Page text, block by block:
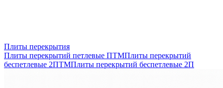
Плиты перекрытия
Плиты перекрытий петлевые ПТМПлиты перекрытий
беспетлевые 2ПТМПлиты перекрытий беспетлевые 2П